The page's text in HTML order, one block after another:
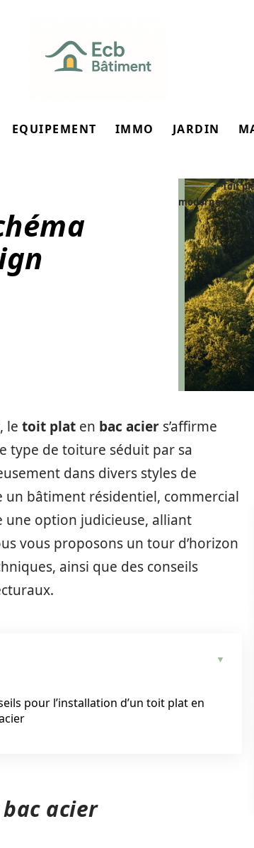
EQUIPEMENT IMMO JARDIN
Toit
moderne
le toit plat en bac acier s’affirme
type de toiture séduit par sa
dans divers styles de
un bâtiment résidentiel, commercial
option judicieuse, alliant
vous proposons un tour d’horizon
ainsi que des conseils
pour l’installation d’un toit plat en
acier